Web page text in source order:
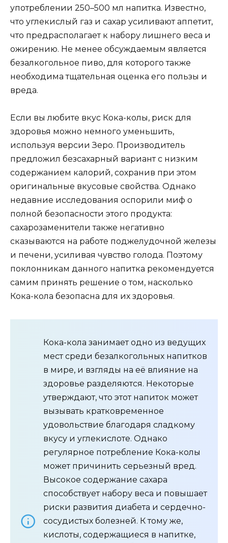
употреблении 250–500 мл напитка. Известно,
что углекислый газ и сахар усиливают аппетит,
что предрасполагает к набору лишнего веса и
ожирению. Не менее обсуждаемым является
безалкогольное пиво, для которого также
необходима тщательная оценка его пользы и
вреда.
Если вы любите вкус Кока-колы, риск для
здоровья можно немного уменьшить,
используя версии Зеро. Производитель
предложил безсахарный вариант с низким
содержанием калорий, сохранив при этом
оригинальные вкусовые свойства. Однако
недавние исследования оспорили миф о
полной безопасности этого продукта:
сахарозаменители также негативно
сказываются на работе поджелудочной железы
и печени, усиливая чувство голода. Поэтому
поклонникам данного напитка рекомендуется
самим принять решение о том, насколько
Кока-кола безопасна для их здоровья.
Кока-кола занимает одно из ведущих
мест среди безалкогольных напитков
в мире, и взгляды на её влияние на
здоровье разделяются. Некоторые
утверждают, что этот напиток может
вызывать кратковременное
удовольствие благодаря сладкому
вкусу и углекислоте. Однако
регулярное потребление Кока-колы
может причинить серьезный вред.
Высокое содержание сахара
способствует набору веса и повышает
риски развития диабета и сердечно-
сосудистых болезней. К тому же,
кислоты, содержащиеся в напитке,